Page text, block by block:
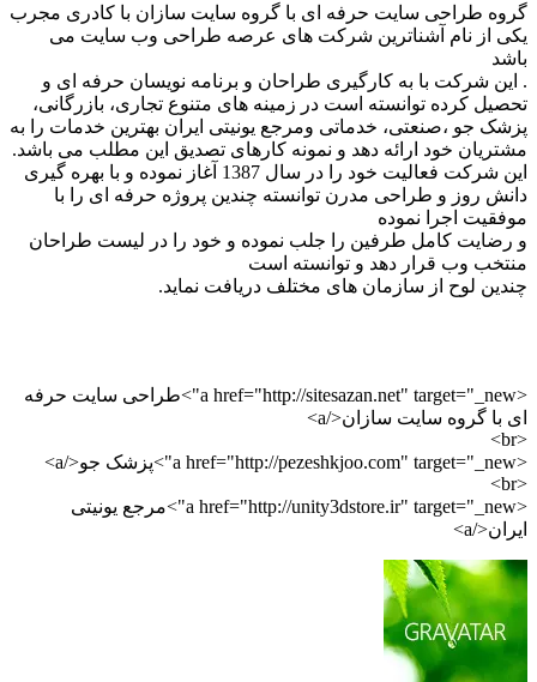
گروه طراحی سایت حرفه ای با گروه سایت سازان با کادری مجرب
یکی از نام آشناترین شرکت های عرصه طراحی وب سایت می
باشد
. این شرکت با به کارگیری طراحان و برنامه نویسان حرفه ای و
تحصیل کرده توانسته است در زمینه های متنوع تجاری، بازرگانی،
پزشک جو ،صنعتی، خدماتی ومرجع یونیتی ایران بهترین خدمات را به
مشتریان خود ارائه دهد و نمونه کارهای تصدیق این مطلب می باشد.
این شرکت فعالیت خود را در سال 1387 آغاز نموده و با بهره گیری
دانش روز و طراحی مدرن توانسته چندین پروژه حرفه ای را با
موفقیت اجرا نموده
و رضایت کامل طرفین را جلب نموده و خود را در لیست طراحان
منتخب وب قرار دهد و توانسته است
چندین لوح از سازمان های مختلف دریافت نماید.
<a href="http://sitesazan.net" target="_new">طراحی سایت حرفه
ای با گروه سایت سازان</a>
<br>
<a href="http://pezeshkjoo.com" target="_new">پزشک جو</a>
<br>
<a href="http://unity3dstore.ir" target="_new">مرجع یونیتی
ایران</a>